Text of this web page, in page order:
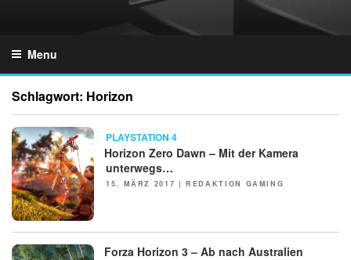
Menu
Schlagwort: Horizon
NEWS PLAYSTATION 4
Horizon Zero Dawn – Mit der Kamera
unterwegs…
POSTED
15. MÄRZ 2017 |REDAKTION GAMING
NEWS Forza Horizon 3 – Ab nach Australien